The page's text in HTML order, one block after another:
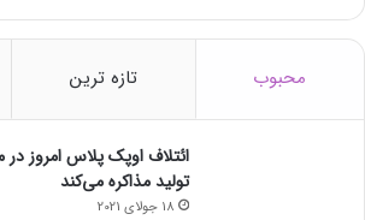
ش
محبوب تازه ترین
ائتلاف اوپک پلاس امروز
تولید مذاکره می‌کند
18 جولای 2021